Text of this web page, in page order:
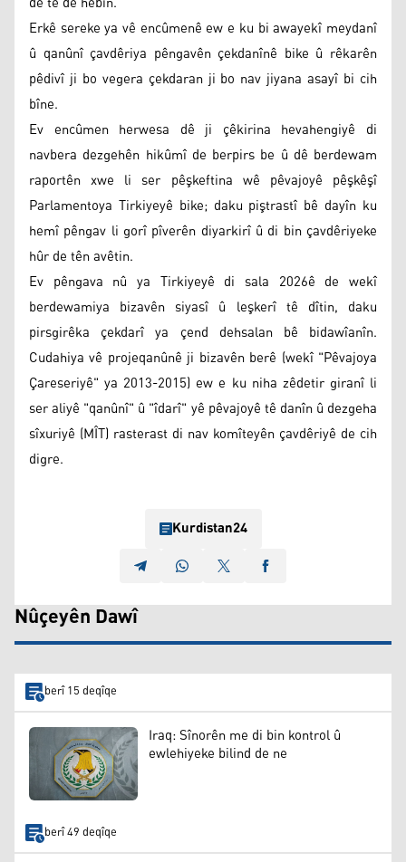
Erkê sereke ya vê encûmenê ew e ku bi awayekî meydanî
û qanûnî çavdêriya pêngavên çekdanînê bike û rêkarên
pêdivî ji bo vegera çekdaran ji bo nav jiyana asayî bi cih
bîne.
Ev encûmen herwesa dê ji çêkirina hevahengiyê di
navbera dezgehên hikûmî de berpirs be û dê berdewam
raportên xwe li ser pêşkeftina wê pêvajoyê pêşkêşî
Parlamentoya Tirkiyeyê bike; daku piştrastî bê dayîn ku
hemî pêngav li gorî pîverên diyarkirî û di bin çavdêriyeke
hûr de tên avêtin.
Ev pêngava nû ya Tirkiyeyê di sala 2026ê de wekî
berdewamiya bizavên siyasî û leşkerî tê dîtin, daku
pirsgirêka çekdarî ya çend dehsalan bê bidawîanîn.
Cudahiya vê projeqanûnê ji bizavên berê (wekî "Pêvajoya
Çareseriyê" ya 2013-2015) ew e ku niha zêdetir giranî li
ser aliyê "qanûnî" û "îdarî" yê pêvajoyê tê danîn û dezgeha
sîxuriyê (MÎT) rasterast di nav komîteyên çavdêriyê de cih
digre.
Kurdistan24
Nûçeyên Dawî
berî 15 deqîqe
Iraq: Sînorên me di bin kontrol û
ewlehiyeke bilind de ne
berî 49 deqîqe